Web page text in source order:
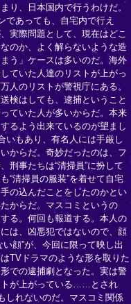
り、日本国内で行うわけだ。
であっても、自宅内で行え
実際問題として、現在はどこ
のか、よく解らないような造
う」ケースは多いのだ。海外
ていた人達のリストが上がっ
人のリストが警視庁にある。
検はしても、逮捕ということ
ていた人が多いからだ。本来
るよう出来ているのが望まし
いもあり、有名人には手厳し
からだ。奇妙だったのは、フ
刑事たちは“清掃員”に扮して
“清掃員の服装”を着せて自宅
の込んだことをしたのかとい
からだ。マスコミというの
る。何回も報道する。本人の
は、凶悪犯ではないので、顔
顔”が、今回に限って映し出
TVドラマのような形を取りた
での逮捕劇となった。実は警
トが上がっている……とされ
しれないのだ。マスコミ関係